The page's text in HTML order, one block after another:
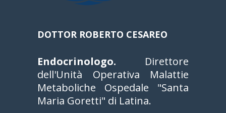
DOTTOR ROBERTO CESAREO
Endocrinologo. Direttore
dell'Unità Operativa Malattie
Metaboliche Ospedale "Santa
Maria Goretti" di Latina.